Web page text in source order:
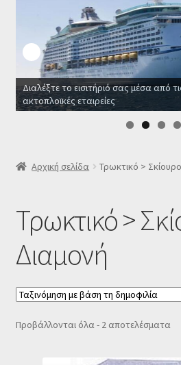
Manage Subscriptions
Manage Subscriptions
Manage Subscriptions
SLIDER
Δελτίο νέων
Επιβεβαίωση εγγραφής στο
Διαλέξτε το εισιτήριό σας μέσα από
ακτοπλοϊκές εταιρείες
Αρχική σελίδα Τρωκτικό >
Τρωκτικό >
Διαμονή
Προβάλλονται όλα - 2 αποτελέσματα